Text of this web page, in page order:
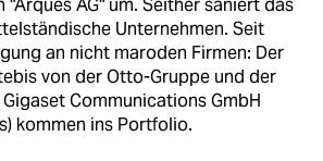
"Arques AG" um. Seither saniert das
Unternehmen. Seit
an nicht maroden Firmen: Der
von der Otto-Gruppe und der
Communications GmbH
kommen ins Portfolio.